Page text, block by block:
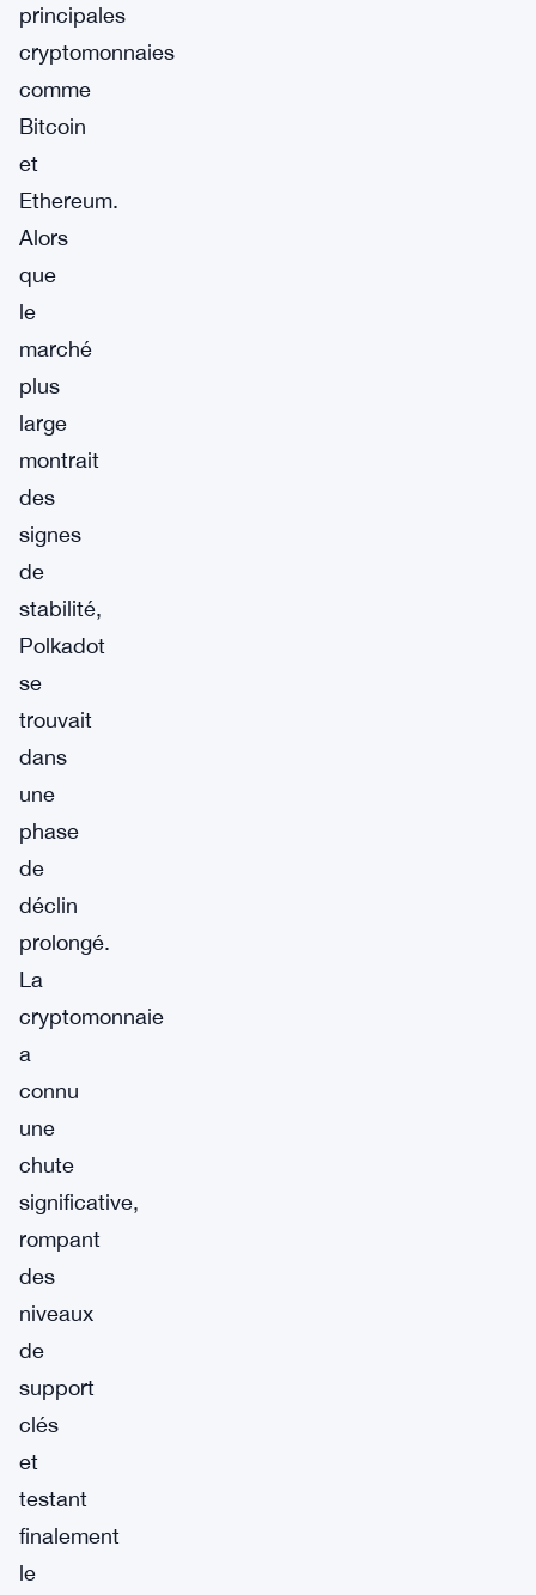
principales
cryptomonnaies
comme
Bitcoin
et
Ethereum.
Alors
que
le
marché
plus
large
montrait
des
signes
de
stabilité,
Polkadot
se
trouvait
dans
une
phase
de
déclin
prolongé.
La
cryptomonnaie
a
connu
une
chute
significative,
rompant
des
niveaux
de
support
clés
et
testant
finalement
le